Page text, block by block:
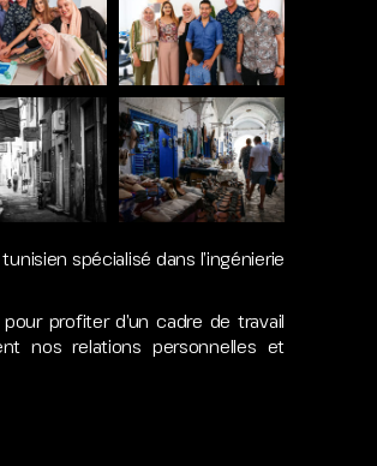
spécialisé dans l’ingénierie
profiter d’un cadre de travail
nos relations personnelles et